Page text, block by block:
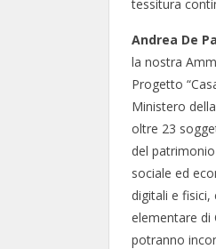
tessitura
Andrea De
la nostra
Progetto
Ministero
oltre 23
del
sociale ed
digitali e fisici,
elementare di
potranno